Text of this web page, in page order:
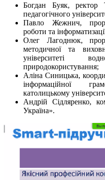
Богдан Буяк, ректор
педагогічного
Павло Жежнич,
роботи та
Олег Лагоднюк,
методичної та
університеті
природокористування;
Аліна Синицька,
інформаційної
католицькому
Андрій Сідляренко,
Україна».